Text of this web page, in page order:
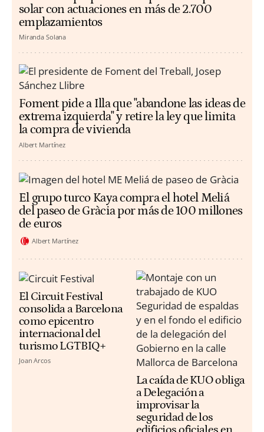
solar con actuaciones en más de 2.700
emplazamientos
Miranda Solana
Foment pide a Illa que "abandone las ideas de
extrema izquierda" y retire la ley que limita
la compra de vivienda
Albert Martínez
El grupo turco Kaya compra el hotel Meliá
del paseo de Gràcia por más de 100 millones
de euros
Albert Martínez
El Circuit Festival
consolida a Barcelona
como epicentro
internacional del
turismo LGTBIQ+
Joan Arcos
La caída de KUO obliga
a Delegación a
improvisar la
seguridad de los